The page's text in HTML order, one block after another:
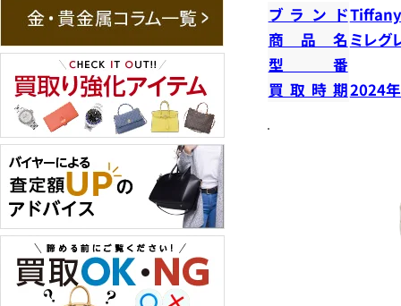
ブランド
商品名 ミレグ
型番
買取時期2024